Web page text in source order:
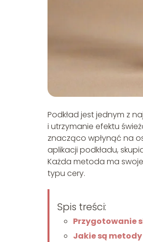
Podkład jest jednym z
i utrzymanie efektu
znacząco wpłynąć na
aplikacji podkładu,
Każda metoda ma
typu cery.
Spis treści:
Przygotowanie
Jakie są